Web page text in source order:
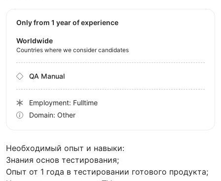
Необходимый опыт и навыки:
Знания основ тестирования;
Опыт от 1 года в тестировании готового продукта;
Only from 1 year of experience
Worldwide
Countries where we consider candidates
QA Manual
Employment: Fulltime
Domain: Other